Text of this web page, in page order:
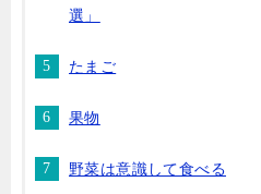
選」
たまご
果物
野菜は意識して食べる